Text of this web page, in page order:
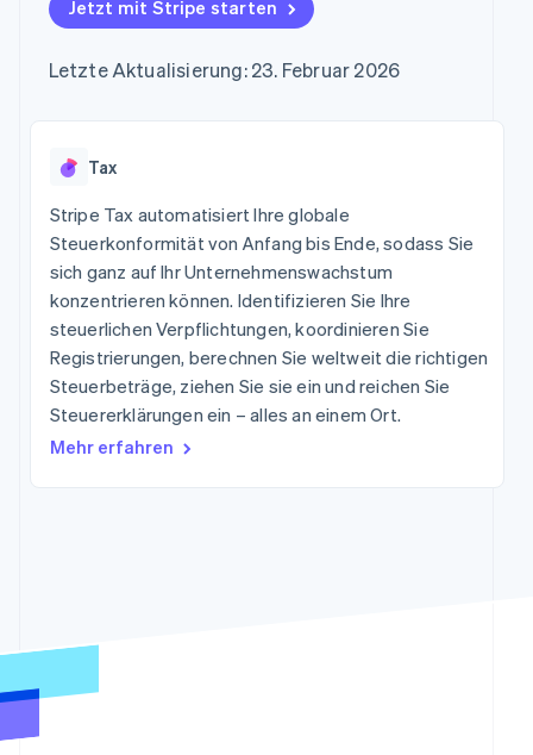
Zugriff auf mehr als
Terminal
Optimierung der
Autorisierungsraten
Link
Beschleunigter
Bezahlvorgang
Financial
Connections
Verbundene
Finanzdaten
Data Pipeline
Datensynchronisierung
Mehr
Product roadmap
Identity
Geldmanagement
SaaS
KI-Unternehmen
Creator Economy
Gaming
Bewirtung, Reisen und
Freizeit
Versicherungen
Medien und
Unterhaltung
Gemeinnützige
Organisationen
Fachdienstleistungen
Öffentlicher Sektor
Marktplatz auf
Abonnementverwaltung
nutzungsbasierte
geht´s
Bereitstellung und
Verwaltung von
Diensten mit Agenten
Ressourcen
App-Integrationen
Code-Beispiele
API-Status
Produkt-Roadmap
Karriere
Stripe Press
Kontakt
Sales-Team
kontaktieren
Partner werden
Jetzt mit Stripe starten
Letzte Aktualisierung: 23. Februar 2026
Tax
Stripe Tax automatisiert Ihre globale
Steuerkonformität von Anfang bis Ende, sodass Sie
sich ganz auf Ihr Unternehmenswachstum
konzentrieren können. Identifizieren Sie Ihre
steuerlichen Verpflichtungen, koordinieren Sie
Registrierungen, berechnen Sie weltweit die richtigen
Steuerbeträge, ziehen Sie sie ein und reichen Sie
Steuererklärungen ein – alles an einem Ort.
Mehr erfahren